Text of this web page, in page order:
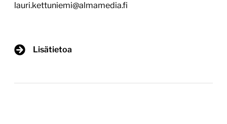
lauri.kettuniemi@almamedia.fi
Lisätietoa